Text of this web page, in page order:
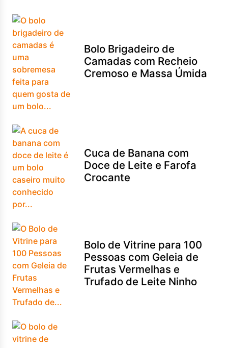
Bolo Brigadeiro de
Camadas com Recheio
Cremoso e Massa Úmida
Cuca de Banana com
Doce de Leite e Farofa
Crocante
Bolo de Vitrine para 100
Pessoas com Geleia de
Frutas Vermelhas e
Trufado de Leite Ninho